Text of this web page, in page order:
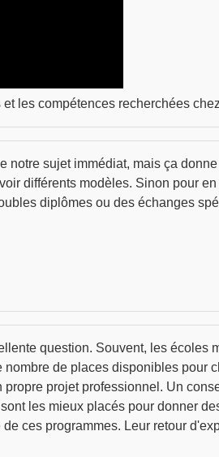
les compétences recherchées
notre sujet immédiat, mais ça
différents modèles. Sinon pour
diplômes ou des échanges
question. Souvent, les écoles
de places disponibles pour
projet professionnel. Un
les mieux placés pour donner
ces programmes. Leur retour